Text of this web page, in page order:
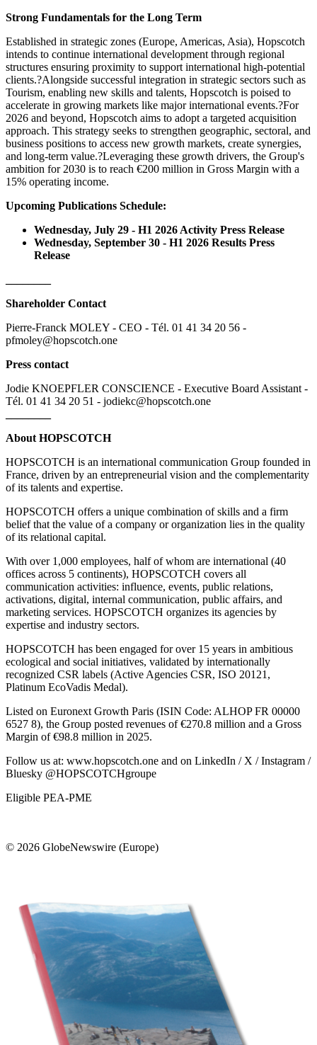
Strong Fundamentals for the Long Term
Established in strategic zones (Europe, Americas, Asia), Hopscotch
intends to continue international development through regional
structures ensuring proximity to support international high-potential
clients.?Alongside successful integration in strategic sectors such as
Tourism, enabling new skills and talents, Hopscotch is poised to
accelerate in growing markets like major international events.?For
2026 and beyond, Hopscotch aims to adopt a targeted acquisition
approach. This strategy seeks to strengthen geographic, sectoral, and
business positions to access new growth markets, create synergies,
and long-term value.?Leveraging these growth drivers, the Group's
ambition for 2030 is to reach €200 million in Gross Margin with a
15% operating income.
Upcoming Publications Schedule:
Wednesday, July 29 - H1 2026 Activity Press Release
Wednesday, September 30 - H1 2026 Results Press
Release
Shareholder Contact
Pierre-Franck MOLEY - CEO - Tél. 01 41 34 20 56 -
pfmoley@hopscotch.one
Press contact
Jodie KNOEPFLER CONSCIENCE - Executive Board Assistant -
Tél. 01 41 34 20 51 - jodiekc@hopscotch.one
About HOPSCOTCH
HOPSCOTCH is an international communication Group founded in
France, driven by an entrepreneurial vision and the complementarity
of its talents and expertise.
HOPSCOTCH offers a unique combination of skills and a firm
belief that the value of a company or organization lies in the quality
of its relational capital.
With over 1,000 employees, half of whom are international (40
offices across 5 continents), HOPSCOTCH covers all
communication activities: influence, events, public relations,
activations, digital, internal communication, public affairs, and
marketing services. HOPSCOTCH organizes its agencies by
expertise and industry sectors.
HOPSCOTCH has been engaged for over 15 years in ambitious
ecological and social initiatives, validated by internationally
recognized CSR labels (Active Agencies CSR, ISO 20121,
Platinum EcoVadis Medal).
Listed on Euronext Growth Paris (ISIN Code: ALHOP FR 00000
6527 8), the Group posted revenues of €270.8 million and a Gross
Margin of €98.8 million in 2025.
Follow us at: www.hopscotch.one and on LinkedIn / X / Instagram /
Bluesky @HOPSCOTCHgroupe
Eligible PEA-PME
© 2026 GlobeNewswire (Europe)